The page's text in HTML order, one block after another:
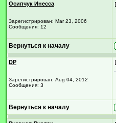
Осипчук Инесса
Зарегистрирован: Mar 23, 2006
Сообщения: 12
Вернуться к началу
DP
Зарегистрирован: Aug 04, 2012
Сообщения: 3
Вернуться к началу